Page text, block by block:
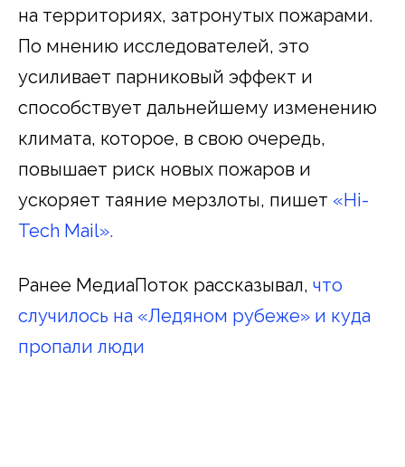
на территориях, затронутых пожарами.
По мнению исследователей, это
усиливает парниковый эффект и
способствует дальнейшему изменению
климата, которое, в свою очередь,
повышает риск новых пожаров и
ускоряет таяние мерзлоты, пишет «Hi-
Tech Mail».
Ранее МедиаПоток рассказывал, что
случилось на «Ледяном рубеже» и куда
пропали люди